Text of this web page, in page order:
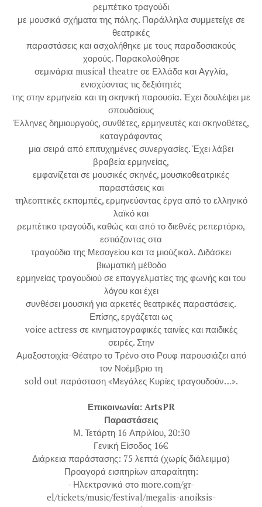
ρεμπέτικο τραγούδι
με μουσικά σχήματα της πόλης. Παράλληλα συμμετείχε σε
θεατρικές
παραστάσεις και ασχολήθηκε με τους παραδοσιακούς
χορούς. Παρακολούθησε
σεμινάρια musical theatre σε Ελλάδα και Αγγλία,
ενισχύοντας τις δεξιότητές
της στην ερμηνεία και τη σκηνική παρουσία. Έχει δουλέψει με
σπουδαίους
Έλληνες δημιουργούς, συνθέτες, ερμηνευτές και σκηνοθέτες,
καταγράφοντας
μια σειρά από επιτυχημένες συνεργασίες. Έχει λάβει
βραβεία ερμηνείας,
εμφανίζεται σε μουσικές σκηνές, μουσικοθεατρικές
παραστάσεις και
τηλεοπτικές εκπομπές, ερμηνεύοντας έργα από το ελληνικό
λαϊκό και
ρεμπέτικο τραγούδι, καθώς και από το διεθνές ρεπερτόριο,
εστιάζοντας στα
τραγούδια της Μεσογείου και τα μιούζικαλ. Διδάσκει
βιωματική μέθοδο
ερμηνείας τραγουδιού σε επαγγελματίες της φωνής και του
λόγου και έχει
συνθέσει μουσική για αρκετές θεατρικές παραστάσεις.
Επίσης, εργάζεται ως
voice actress σε κινηματογραφικές ταινίες και παιδικές
σειρές. Στην
Αμαξοστοιχία-Θέατρο το Τρένο στο Ρουφ παρουσιάζει από
τον Νοέμβριο τη
sold out παράσταση «Μεγάλες Κυρίες τραγουδούν…».
Επικοινωνία: ArtsPR
Παραστάσεις
Μ. Τετάρτη 16 Απριλίου, 20:30
Γενική Είσοδος 16€
Διάρκεια παράστασης: 75 λεπτά (χωρίς διάλειμμα)
Προαγορά εισιτηρίων απαραίτητη:
- Ηλεκτρονικά στο more.com/gr-
el/tickets/music/festival/megalis-anoiksis-